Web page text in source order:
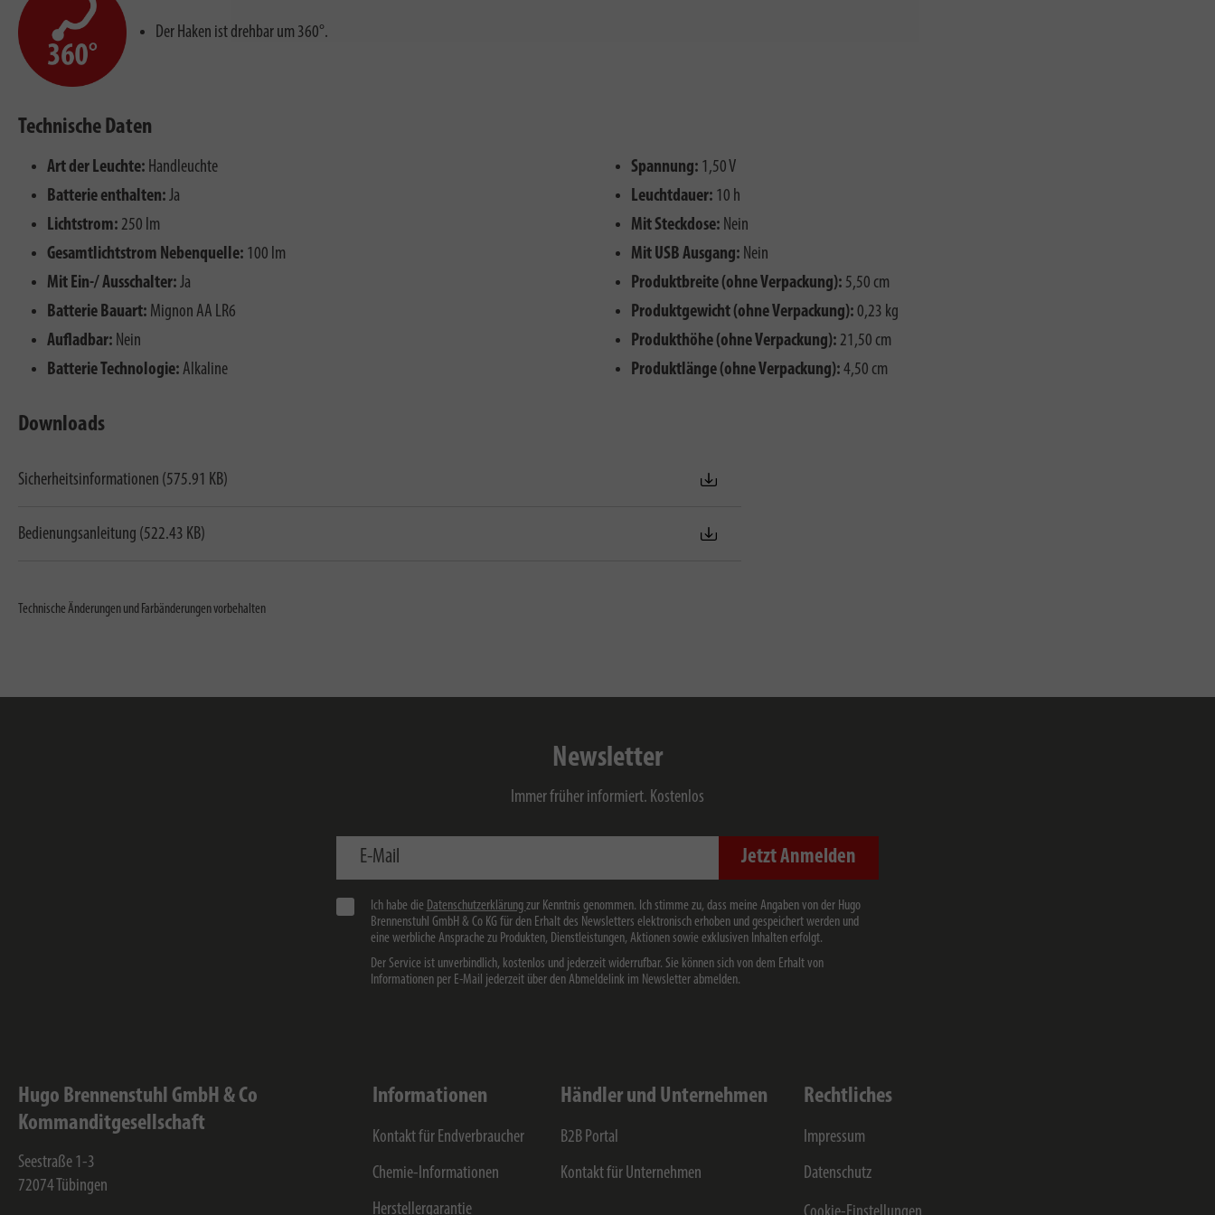
Der Haken ist drehbar um 360°.
Technische Daten
Art der Leuchte: Handleuchte
Batterie enthalten: Ja
Lichtstrom: 250 lm
Gesamtlichtstrom Nebenquelle: 100 lm
Mit Ein-/ Ausschalter: Ja
Batterie Bauart: Mignon AA LR6
Aufladbar: Nein
Batterie Technologie: Alkaline
Spannung: 1,50 V
Leuchtdauer: 10 h
Mit Steckdose: Nein
Mit USB Ausgang: Nein
Produktbreite (ohne Verpackung): 5,50 cm
Produktgewicht (ohne Verpackung): 0,23 kg
Produkthöhe (ohne Verpackung): 21,50 cm
Produktlänge (ohne Verpackung): 4,50 cm
Downloads
Sicherheitsinformationen (575.91 KB)
Bedienungsanleitung (522.43 KB)
Technische Änderungen und Farbänderungen vorbehalten
Newsletter
Immer früher informiert. Kostenlos
E-Mail Jetzt Anmelden
Ich habe die Datenschutzerklärungzur Kenntnis genommen. Ich stimme zu, dass meine Angaben von der Hugo
Brennenstuhl GmbH & Co KG für den Erhalt des Newsletters elektronisch erhoben und gespeichert werden und
eine werbliche Ansprache zu Produkten, Dienstleistungen, Aktionen sowie exklusiven Inhalten erfolgt.
Der Service ist unverbindlich, kostenlos und jederzeit widerrufbar. Sie können sich von dem Erhalt von
Informationen per E-Mail jederzeit über den Abmeldelink im Newsletter abmelden.
Hugo Brennenstuhl GmbH & Co
Kommanditgesellschaft
Seestraße 1-3
72074 Tübingen
Informationen
Kontakt für Endverbraucher
Chemie-Informationen
Herstellergarantie
Händler und Unternehmen
B2B Portal
Kontakt für Unternehmen
Rechtliches
Impressum
Datenschutz